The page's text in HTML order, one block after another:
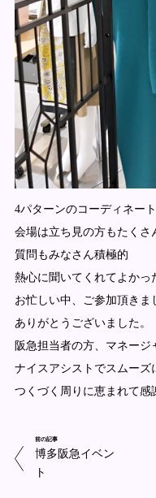
4パターンのコーディネー
会場は立ち見の方もたくさ
質問もみなさん積極的
熱心に聞いてくれてよかっ
お忙しい中、ご参加頂きま
ありがとうございました。
阪急担当者の方、マネージ
ナイスアシストでスムーズ
つくづく周りに恵まれて感
前の記事
博多阪急イベン
ト